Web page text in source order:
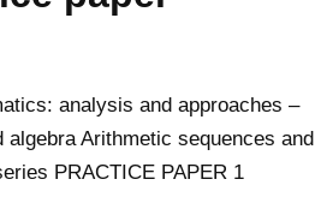
analysis and approaches –
algebra Arithmetic sequences and
PRACTICE PAPER 1